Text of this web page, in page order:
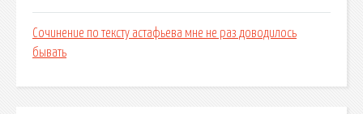
Сочинение по тексту астафьева мне не раз доводилось
бывать